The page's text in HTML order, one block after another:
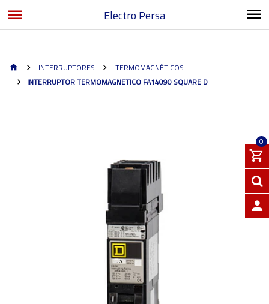
Electro Persa
0
INTERRUPTORES
TERMOMAGNÉTICOS
INTERRUPTOR TERMOMAGNETICO FA14090 SQUARE D